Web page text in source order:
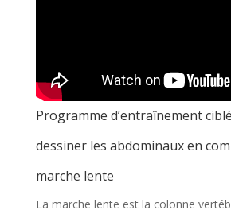
Programme d’entraînement
dessiner les abdominaux en
marche lente
La marche lente est la colonne